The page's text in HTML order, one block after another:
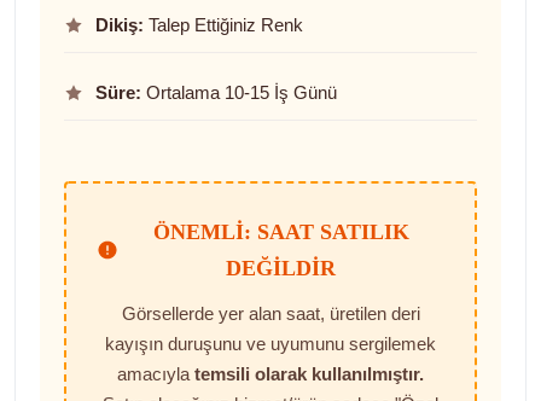
Dikiş: Talep Ettiğiniz Renk
Süre: Ortalama 10-15 İş Günü
ÖNEMLI: SAAT SATILIK
DEĞILDIR
Görsellerde yer alan saat, üretilen deri
kayışın duruşunu ve uyumunu sergilemek
amacıyla temsili olarak kullanılmıştır.